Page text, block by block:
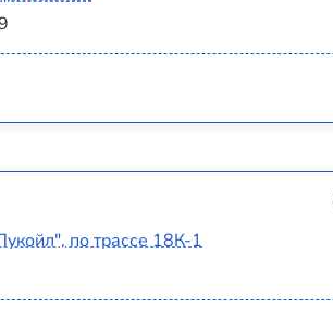
по трассе 18К-1